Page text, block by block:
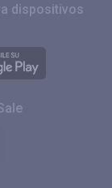
dispositivos